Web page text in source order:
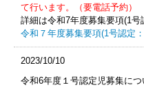
て行います。（要電話予約）
詳細は令和7年度募集要項(1号
令和７年度募集要項(1号認定
2023/10/10
令和6年度１号認定児募集につ